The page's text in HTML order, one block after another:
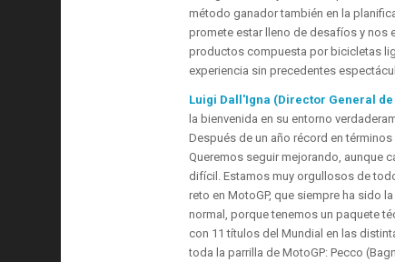
método ganador también en la
promete estar lleno de desafíos y nos
productos compuesta por bicicletas
experiencia sin precedentes
Luigi Dall'Igna (Director General
la bienvenida en su entorno
Después de un año récord en
Queremos seguir mejorando, aunque
difícil. Estamos muy orgullosos de
reto en MotoGP, que siempre ha sido
normal, porque tenemos un paquete
con 11 títulos del Mundial en las
toda la parrilla de MotoGP: Pecco